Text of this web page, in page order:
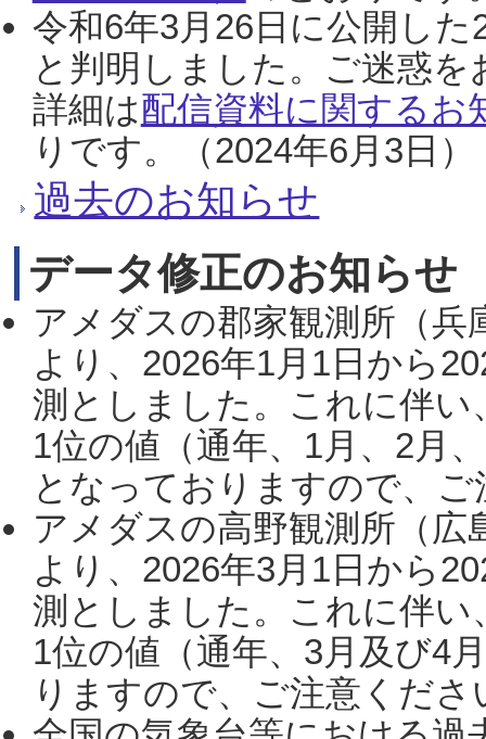
令和6年3月26日に公開し
と判明しました。ご迷惑
詳細は配信資料に関するお
りです。（2024年6月3日）
過去のお知らせ
データ修正のお知らせ
アメダスの郡家観測所（
より、2026年1月1日から
測としました。これに伴い
1位の値（通年、1月、2月
となっておりますので、
アメダスの高野観測所（
より、2026年3月1日から
測としました。これに伴い
1位の値（通年、3月及び4
りますので、ご注意くだ